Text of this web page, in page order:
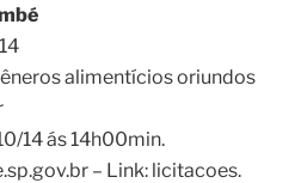
alimentícios oriundos
14 ás 14h00min.
– Link: licitacoes.